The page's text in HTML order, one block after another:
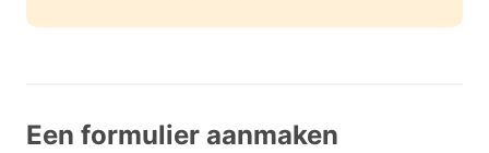
Een formulier aanmaken